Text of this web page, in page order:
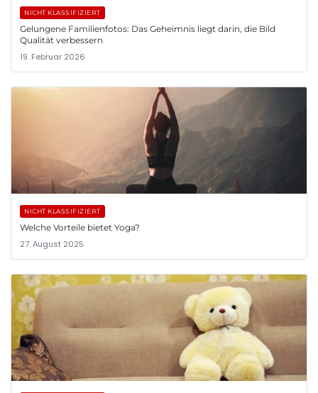
NICHT KLASSIFIZIERT
Gelungene Familienfotos: Das Geheimnis liegt darin, die Bild
Qualität verbessern
19. Februar 2026
NICHT KLASSIFIZIERT
Welche Vorteile bietet Yoga?
27. August 2025